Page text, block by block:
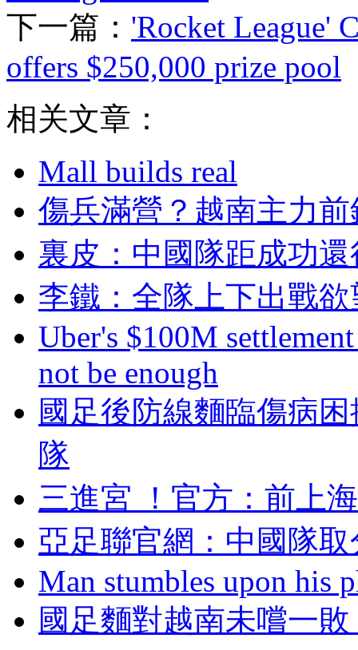
下一篇： 'Rocket League'
offers $250,000 prize pool
相关文章：
Mall builds real
傷兵滿營？越南主
裏皮 ：中國隊距成功
李鐵：全隊上下出戰
Uber's $100M
not be enough
國足後防線麵臨傷病困
隊
三進宮 ！官方：
亞足聯官網 ：中國隊
Man stumbles upon his
國足麵對越南未嚐一